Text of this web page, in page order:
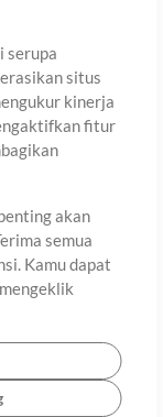
serupa
situs
kinerja
fitur
akan
semua
Kamu dapat
Masuk
Privasi
Cipta Dilindungi